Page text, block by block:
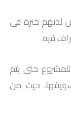
لديهم خبرة في
فيه.
حتى يتم
حيث من